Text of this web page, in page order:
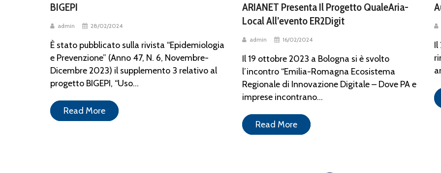
BIGEPI
admin 28/02/2024
È stato pubblicato sulla rivista “Epidemiologia
e Prevenzione” (Anno 47, N. 6, Novembre-
Dicembre 2023) il supplemento 3 relativo al
progetto BIGEPI, “Uso...
Read More
ARIANET Presenta Il Progetto QualeAria-
Local All’evento ER2Digit
admin 16/02/2024
Il 19 ottobre 2023 a Bologna si è svolto
l’incontro “Emilia-Romagna Ecosistema
Regionale di Innovazione Digitale – Dove PA e
imprese incontrano...
Read More
Il